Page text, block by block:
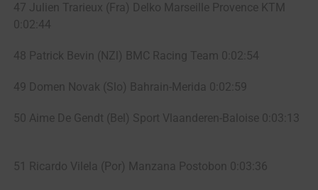
47 Julien Trarieux (Fra) Delko Marseille Provence KTM
0:02:44
48 Patrick Bevin (NZl) BMC Racing Team 0:02:54
49 Domen Novak (Slo) Bahrain-Merida 0:02:59
50 Aime De Gendt (Bel) Sport Vlaanderen-Baloise 0:03:13
51 Ricardo Vilela (Por) Manzana Postobon 0:03:36